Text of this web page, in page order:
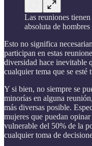
Las reuniones
absoluta de
Esto no significa
participan en estas
diversidad hace inevitable
cualquier tema que se esté
Y si bien, no siempre se
minorías en alguna
más diversas posible.
mujeres que puedan
vulnerable del 50% de la
cualquier toma de